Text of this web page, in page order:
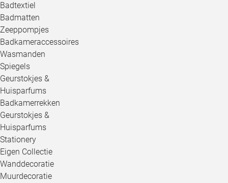
Badtextiel
Badmatten
Zeeppompjes
Badkameraccessoires
Wasmanden
Spiegels
Geurstokjes &
Huisparfums
Badkamerrekken
Geurstokjes &
Huisparfums
Stationery
Eigen Collectie
Wanddecoratie
Muurdecoratie